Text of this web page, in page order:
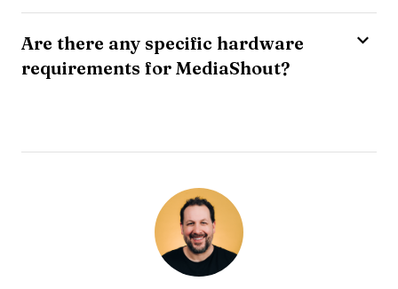
Are there any specific hardware
requirements for MediaShout?